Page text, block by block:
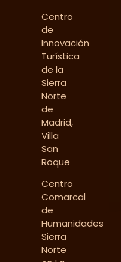
Centro
de
Innovación
Turística
de la
Sierra
Norte
de
Madrid,
Villa
San
Roque
Centro
Comarcal
de
Humanidades
Sierra
Norte